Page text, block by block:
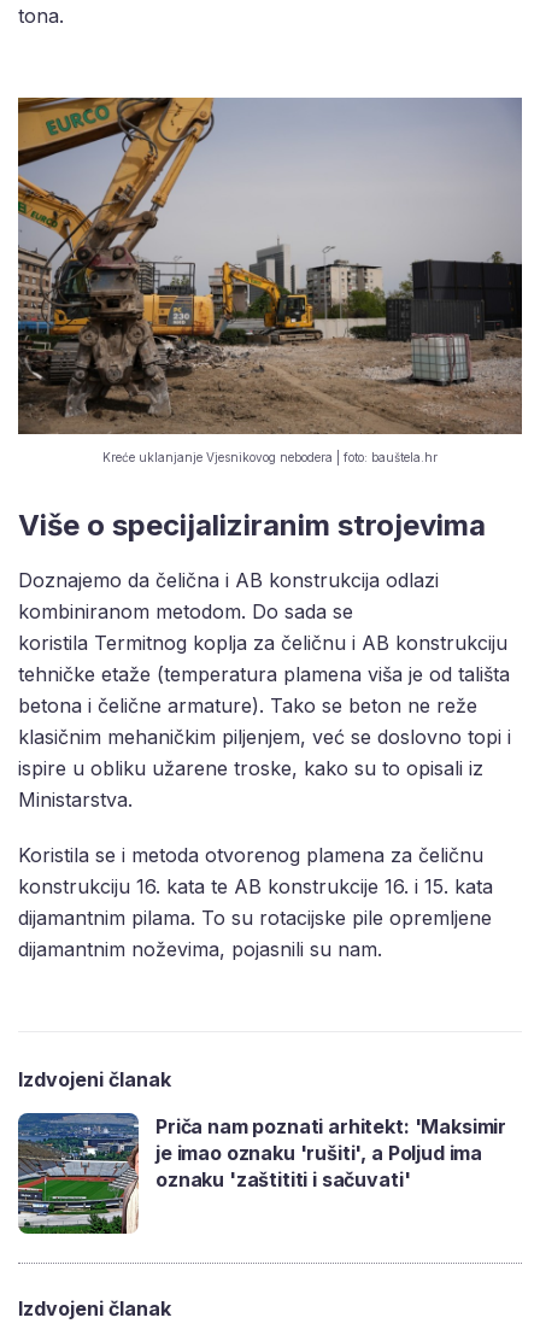
tona.
Kreće uklanjanje Vjesnikovog nebodera | foto: bauštela.hr
Više o specijaliziranim strojevima
Doznajemo da čelična i AB konstrukcija odlazi
kombiniranom metodom. Do sada se
koristila Termitnog koplja za čeličnu i AB konstrukciju
tehničke etaže (temperatura plamena viša je od tališta
betona i čelične armature). Tako se beton ne reže
klasičnim mehaničkim piljenjem, već se doslovno topi i
ispire u obliku užarene troske, kako su to opisali iz
Ministarstva.
Koristila se i metoda otvorenog plamena za čeličnu
konstrukciju 16. kata te AB konstrukcije 16. i 15. kata
dijamantnim pilama. To su rotacijske pile opremljene
dijamantnim noževima, pojasnili su nam.
Izdvojeni članak
Priča nam poznati arhitekt: 'Maksimir
je imao oznaku 'rušiti', a Poljud ima
oznaku 'zaštititi i sačuvati'
Izdvojeni članak